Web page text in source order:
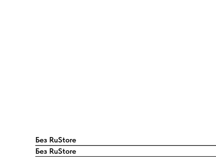
Без RuStore
Без RuStore